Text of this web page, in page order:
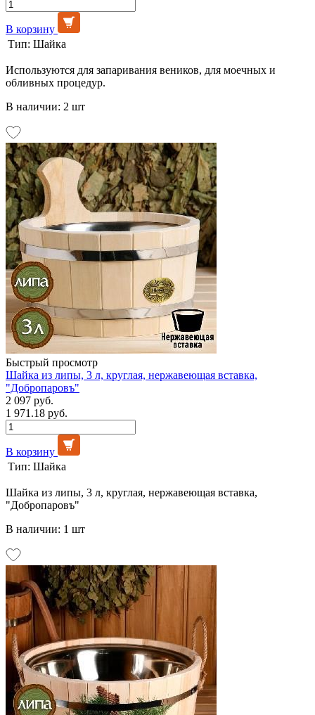
В корзину
Тип: Шайка
Используются для запаривания веников, для моечных и
обливных процедур.
В наличии: 2 шт
Быстрый просмотр
Шайка из липы, 3 л, круглая, нержавеющая вставка,
"Добропаровъ"
2 097 руб.
1 971.18 руб.
В корзину
Тип: Шайка
Шайка из липы, 3 л, круглая, нержавеющая вставка,
"Добропаровъ"
В наличии: 1 шт